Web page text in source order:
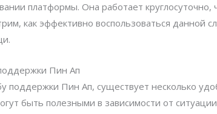
платформы. Она работает
как эффективно воспользоваться данной
Пин Ап
поддержки Пин Ап, существует несколько
быть полезными в зависимости от